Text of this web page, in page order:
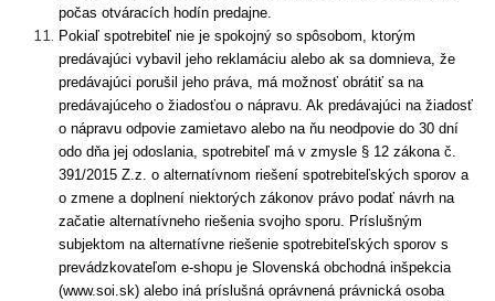
počas otváracích hodín predajne.
Pokiaľ spotrebiteľ nie je spokojný so spôsobom, ktorým
predávajúci vybavil jeho reklamáciu alebo ak sa domnieva, že
predávajúci porušil jeho práva, má možnosť obrátiť sa na
predávajúceho o žiadosťou o nápravu. Ak predávajúci na žiadosť
o nápravu odpovie zamietavo alebo na ňu neodpovie do 30 dní
odo dňa jej odoslania, spotrebiteľ má v zmysle § 12 zákona č.
391/2015 Z.z. o alternatívnom riešení spotrebiteľských sporov a
o zmene a doplnení niektorých zákonov právo podať návrh na
začatie alternatívneho riešenia svojho sporu. Príslušným
subjektom na alternatívne riešenie spotrebiteľských sporov s
prevádzkovateľom e-shopu je Slovenská obchodná inšpekcia
(www.soi.sk) alebo iná príslušná oprávnená právnická osoba